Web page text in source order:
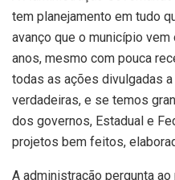
tem planejamento em tudo
avanço que o município
anos, mesmo com pouca
todas as ações divulgadas
verdadeiras, e se temos
dos governos, Estadual e
projetos bem feitos,
A administração pergunta